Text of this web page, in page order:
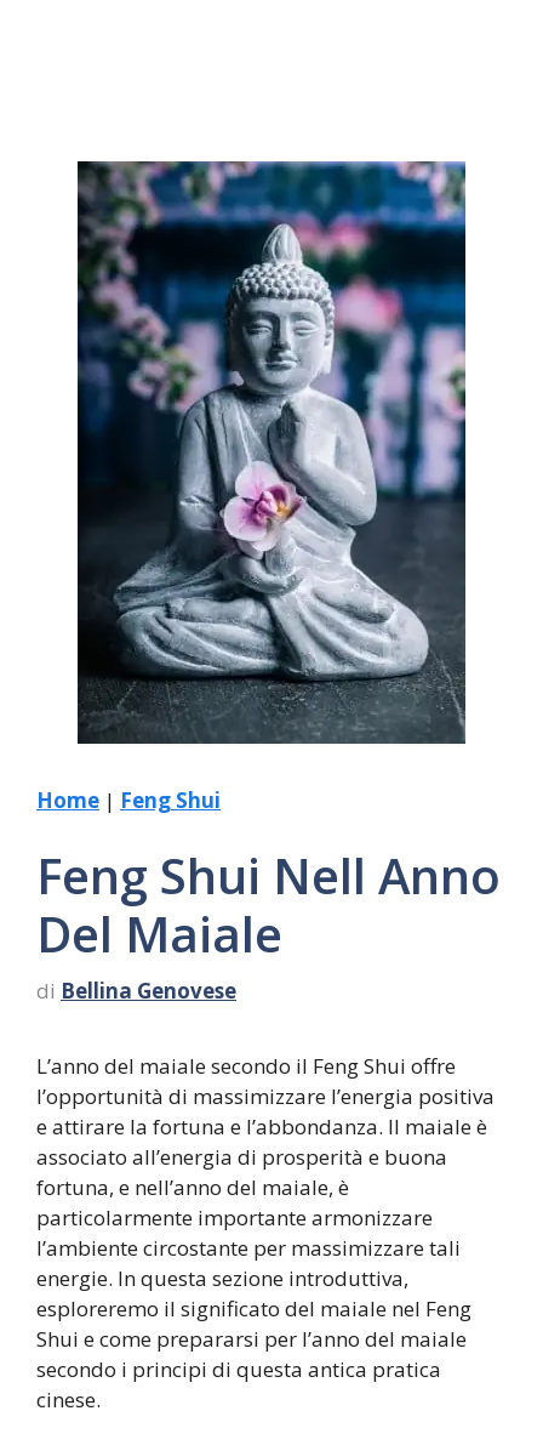
Home | Feng Shui
Feng Shui Nell Anno
Del Maiale
di Bellina Genovese
L’anno del maiale secondo il Feng Shui offre
l’opportunità di massimizzare l’energia positiva
e attirare la fortuna e l’abbondanza. Il maiale è
associato all’energia di prosperità e buona
fortuna, e nell’anno del maiale, è
particolarmente importante armonizzare
l’ambiente circostante per massimizzare tali
energie. In questa sezione introduttiva,
esploreremo il significato del maiale nel Feng
Shui e come prepararsi per l’anno del maiale
secondo i principi di questa antica pratica
cinese.